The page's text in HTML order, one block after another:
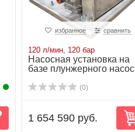
избранное сравнить
120 л/мин, 120 бар
Насосная установка на
базе плунжерного
(0)
1 654 590 руб.